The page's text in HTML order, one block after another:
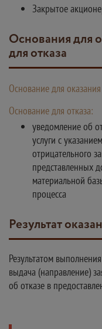
Закрытое
Основания для оказания услуги, основания
для отказа
Основание для оказания
Основание для отказа:
уведомление об
услуги с
отрицательного
представленных
материальной
процесса
Результат
Результатом
выдача (направление)
об отказе в